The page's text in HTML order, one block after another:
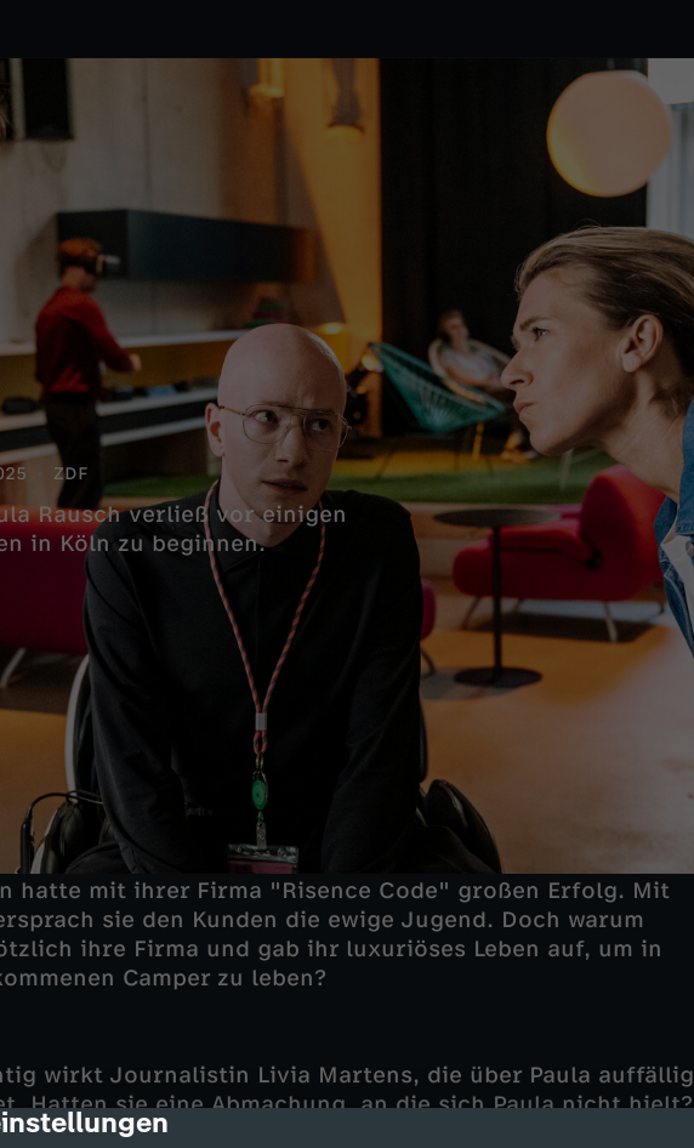
ZDF
Rausch verließ vor einigen
in Köln zu beginnen.
hatte mit ihrer Firma "Risence Code" großen Erfolg. Mit
sie den Kunden die ewige Jugend. Doch warum
ihre Firma und gab ihr luxuriöses Leben auf, um in
Camper zu leben?
wirkt Journalistin Livia Martens, die über Paula auffällig
Hatten sie eine Abmachung, an die sich Paula nicht hielt?
persönlicher Assistent Vahid Heydari in den Mord